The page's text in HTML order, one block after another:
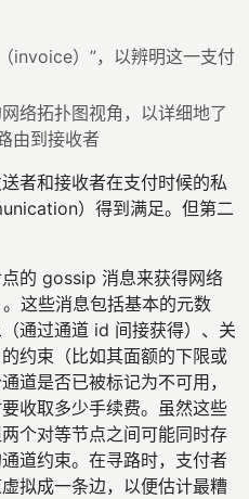
invoice）”，以辨明这一支付
络拓扑图视角，以详细地了
由到接收者
者和接收者在支付时候的私
）得到满足。但第二
的 gossip 消息来获得网络
这些消息包括基本的元数
通过通道 id 间接获得）、关
约束（比如其面额的下限或
道是否已被标记为不可用，
收取多少手续费。虽然这些
个对等节点之间可能同时存
道约束。在寻路时，支付者
拟成一条边，以便估计最糟